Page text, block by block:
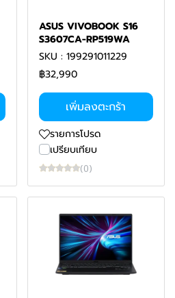
ASUS VIVOBOOK S16
S3607CA-RP519WA
SKU : 199291011229
฿32,990
เพิ่มลงตะกร้า
รายการโปรด
เปรียบเทียบ
(0)